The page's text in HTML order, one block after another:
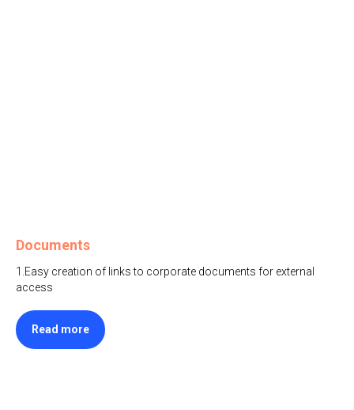
Documents
1.Easy creation of links to corporate documents for external
access
Read more